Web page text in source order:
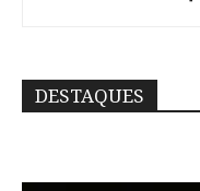
DESTAQUES